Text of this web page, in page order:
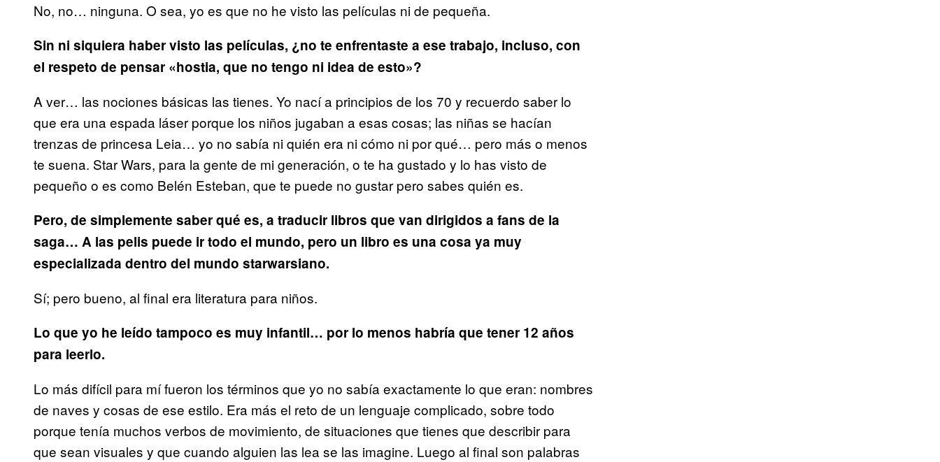
No, no… ninguna. O sea, yo es que no he visto las películas ni de pequeña.
Sin ni siquiera haber visto las películas, ¿no te enfrentaste a ese trabajo, incluso, con
el respeto de pensar «hostia, que no tengo ni idea de esto»?
A ver… las nociones básicas las tienes. Yo nací a principios de los 70 y recuerdo saber lo
que era una espada láser porque los niños jugaban a esas cosas; las niñas se hacían
trenzas de princesa Leia… yo no sabía ni quién era ni cómo ni por qué… pero más o menos
te suena. Star Wars, para la gente de mi generación, o te ha gustado y lo has visto de
pequeño o es como Belén Esteban, que te puede no gustar pero sabes quién es.
Pero, de simplemente saber qué es, a traducir libros que van dirigidos a fans de la
saga… A las pelis puede ir todo el mundo, pero un libro es una cosa ya muy
especializada dentro del mundo starwarsiano.
Sí; pero bueno, al final era literatura para niños.
Lo que yo he leído tampoco es muy infantil… por lo menos habría que tener 12 años
para leerlo.
Lo más difícil para mí fueron los términos que yo no sabía exactamente lo que eran: nombres
de naves y cosas de ese estilo. Era más el reto de un lenguaje complicado, sobre todo
porque tenía muchos verbos de movimiento, de situaciones que tienes que describir para
que sean visuales y que cuando alguien las lea se las imagine. Luego al final son palabras